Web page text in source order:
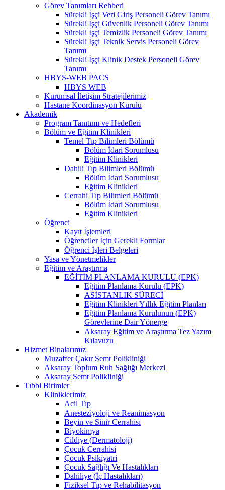
Görev Tanımları Rehberi
Sürekli İşçi Veri Giriş Personeli Görev Tanımı
Sürekli İşçi Güvenlik Personeli Görev Tanımı
Sürekli İşçi Temizlik Personeli Görev Tanımı
Sürekli İşçi Teknik Servis Personeli Görev
Tanımı
Sürekli İşçi Klinik Destek Personeli Görev
Tanımı
HBYS-WEB PACS
HBYS WEB
Kurumsal İletişim Stratejilerimiz
Hastane Koordinasyon Kurulu
Akademik
Program Tanıtımı ve Hedefleri
Bölüm ve Eğitim Klinikleri
Temel Tıp Bilimleri Bölümü
Bölüm İdari Sorumlusu
Eğitim Klinikleri
Dahili Tıp Bilimleri Bölümü
Bölüm İdari Sorumlusu
Eğitim Klinikleri
Cerrahi Tıp Bilimleri Bölümü
Bölüm İdari Sorumlusu
Eğitim Klinikleri
Öğrenci
Kayıt İşlemleri
Öğrenciler İçin Gerekli Formlar
Öğrenci İşleri Belgeleri
Yasa ve Yönetmelikler
Eğitim ve Araştırma
EĞİTİM PLANLAMA KURULU (EPK)
Eğitim Planlama Kurulu (EPK)
ASİSTANLIK SÜRECİ
Eğitim Klinikleri Yıllık Eğitim Planları
Eğitim Planlama Kurulunun (EPK)
Görevlerine Dair Yönerge
Aksaray Eğitim ve Araştırma Tez Yazım
Kılavuzu
Hizmet Binalarımız
Muzaffer Çakır Semt Polikliniği
Aksaray Toplum Ruh Sağlığı Merkezi
Aksaray Semt Polikliniği
Tıbbi Birimler
Kliniklerimiz
Acil Tıp
Anesteziyoloji ve Reanimasyon
Beyin ve Sinir Cerrahisi
Biyokimya
Cildiye (Dermatoloji)
Çocuk Cerrahisi
Çocuk Psikiyatri
Çocuk Sağlığı Ve Hastalıkları
Dahiliye (İç Hastalıkları)
Fiziksel Tıp ve Rehabilitasyon